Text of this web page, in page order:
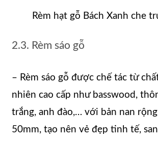
Rèm hạt gỗ Bách Xanh che
2.3. Rèm sáo gỗ
– Rèm sáo gỗ được chế tác từ
nhiên cao cấp như basswood,
trắng, anh đào,… với bản nan
50mm, tạo nên vẻ đẹp tinh tế,